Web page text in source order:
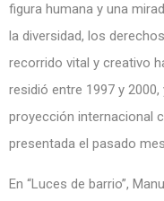
figura humana y una
la diversidad, los
recorrido vital y creativo
residió entre 1997 y
proyección internacional
presentada el pasado
En “Luces de barrio”,